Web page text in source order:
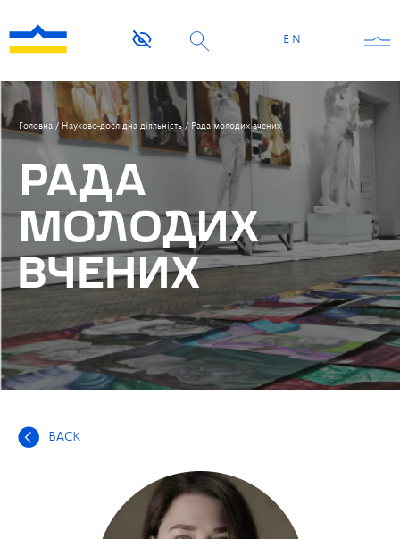
EN
Головна / Науково-дослідна діяльність/ Рада молодих вчених
РАДА
МОЛОДИХ
ВЧЕНИХ
BACK